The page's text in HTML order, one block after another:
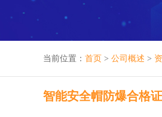
当前位置： 首页 > 公司概述 >
智能安全帽防爆合格证